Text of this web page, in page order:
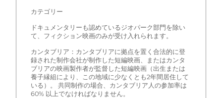
カテゴリー
ドキュメンタリーも認めているジオパーク部門を除い
て、フィクション映画のみが受け入れられます。
カンタブリア：カンタブリアに拠点を置く合法的に登
録された制作会社が制作した短編映画、またはカンタ
ブリアの映画製作者が監督した短編映画（出生または
養子縁組により、この地域に少なくとも2年間居住して
いる）。 共同制作の場合、カンタブリア人の参加率は
60% 以上でなければなりません。